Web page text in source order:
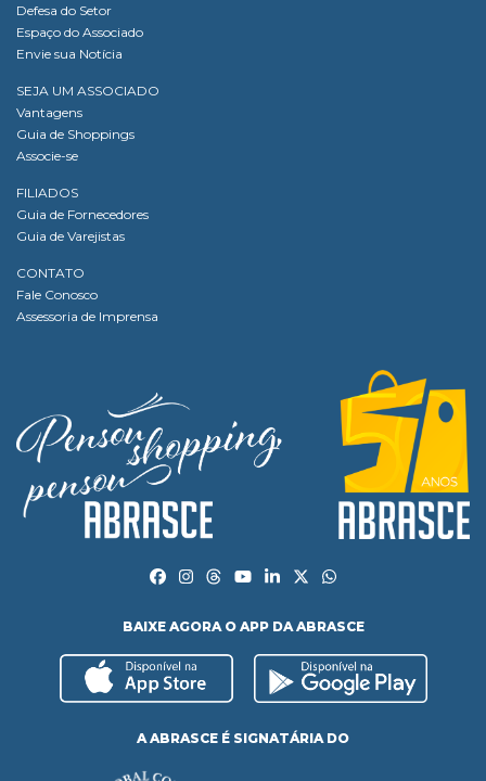
Defesa do Setor
Espaço do Associado
Envie sua Notícia
SEJA UM ASSOCIADO
Vantagens
Guia de Shoppings
Associe-se
FILIADOS
Guia de Fornecedores
Guia de Varejistas
CONTATO
Fale Conosco
Assessoria de Imprensa
BAIXE AGORA O APP DA ABRASCE
A ABRASCE É SIGNATÁRIA DO